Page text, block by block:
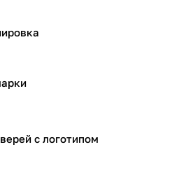
с логотипом